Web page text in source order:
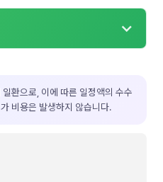
일환으로, 이에 따른 일정액의 수수
비용은 발생하지 않습니다.